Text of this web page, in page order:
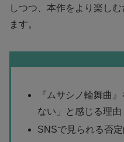
しつつ、本作をより楽し
ます。
『ムサシノ輪舞曲
ない」と感じる理由
SNSで見られる否